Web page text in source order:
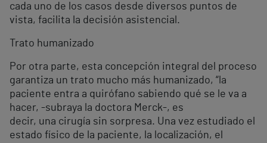
cada uno de los casos desde diversos puntos de
vista, facilita la decisión asistencial.
Trato humanizado
Por otra parte, esta concepción integral del proceso
garantiza un trato mucho más humanizado, “la
paciente entra a quirófano sabiendo qué se le va a
hacer, -subraya la doctora Merck-, es
decir, una cirugía sin sorpresa. Una vez estudiado el
estado físico de la paciente, la localización, el